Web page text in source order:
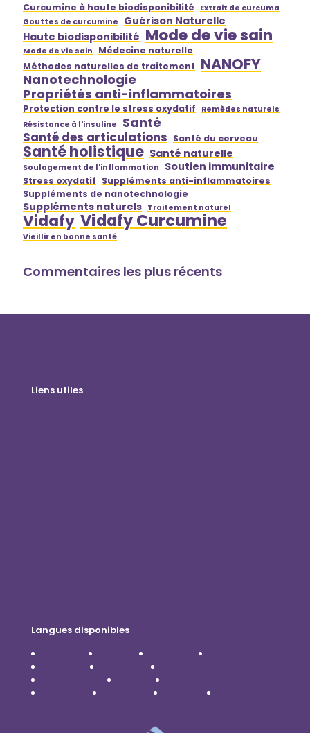
Curcumine à haute biodisponibilité
Extrait de curcuma
Gouttes de curcumine
Guérison Naturelle
Haute biodisponibilité Mode de vie sain
Mode de vie sain
Médecine naturelle
Méthodes naturelles de traitement NANOFY
Nanotechnologie
Propriétés anti-inflammatoires
Protection contre le stress oxydatif
Remèdes naturels
Résistance à l'insuline
Santé
Santé des articulations Santé du cerveau
Santé holistique Santé naturelle
Soulagement de l'inflammation Soutien immunitaire
Stress oxydatif Suppléments anti-inflammatoires
Suppléments de nanotechnologie
Suppléments naturels Traitement naturel
Vidafy Vidafy Curcumine
Vieillir en bonne santé
Commentaires les plus récents
Liens utiles
Langues disponibles